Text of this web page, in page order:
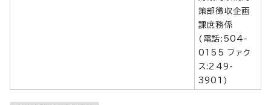
策部徴収企画
課庶務係
(電話:504-
0155 ファク
ス:249-
3901)